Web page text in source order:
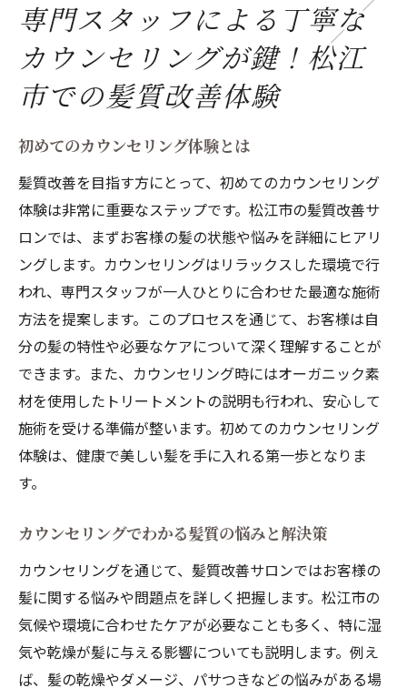
専門スタッフによる丁寧な
カウンセリングが鍵！松江
市での髪質改善体験
初めてのカウンセリング体験とは
髪質改善を目指す方にとって、初めてのカウンセリング
体験は非常に重要なステップです。松江市の髪質改善サ
ロンでは、まずお客様の髪の状態や悩みを詳細にヒアリ
ングします。カウンセリングはリラックスした環境で行
われ、専門スタッフが一人ひとりに合わせた最適な施術
方法を提案します。このプロセスを通じて、お客様は自
分の髪の特性や必要なケアについて深く理解することが
できます。また、カウンセリング時にはオーガニック素
材を使用したトリートメントの説明も行われ、安心して
施術を受ける準備が整います。初めてのカウンセリング
体験は、健康で美しい髪を手に入れる第一歩となりま
す。
カウンセリングでわかる髪質の悩みと解決策
カウンセリングを通じて、髪質改善サロンではお客様の
髪に関する悩みや問題点を詳しく把握します。松江市の
気候や環境に合わせたケアが必要なことも多く、特に湿
気や乾燥が髪に与える影響についても説明します。例え
ば、髪の乾燥やダメージ、パサつきなどの悩みがある場